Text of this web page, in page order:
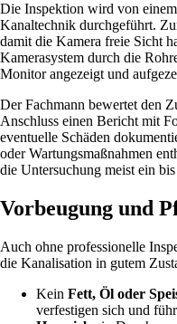
Die Inspektion wird von
Kanaltechnik durchgeführt.
damit die Kamera freie Sicht
Kamerasystem durch die
Monitor angezeigt und
Der Fachmann bewertet den
Anschluss einen Bericht mit
eventuelle Schäden
oder Wartungsmaßnahmen
die Untersuchung meist ein
Vorbeugung und
Auch ohne professionelle
die Kanalisation in gutem
Kein Fett, Öl oder
verfestigen sich und